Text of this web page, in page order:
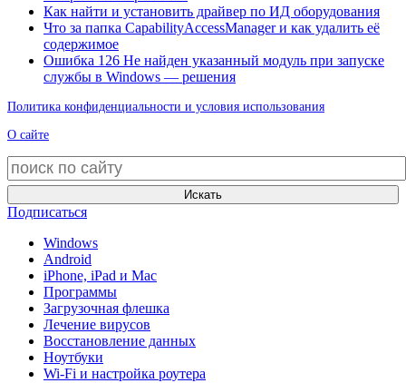
Как найти и установить драйвер по ИД оборудования
Что за папка CapabilityAccessManager и как удалить её
содержимое
Ошибка 126 Не найден указанный модуль при запуске
службы в Windows — решения
Политика конфиденциальности и условия использования
О сайте
Искать
Подписаться
Windows
Android
iPhone, iPad и Mac
Программы
Загрузочная флешка
Лечение вирусов
Восстановление данных
Ноутбуки
Wi-Fi и настройка роутера